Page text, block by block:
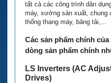
tất cả các công trình dân
máy, xưởng sản xuất, chung
thống thang máy, băng tải,...
Các sản phẩm chính
dòng sản phẩm chính
LS Inverters (AC
Drives)